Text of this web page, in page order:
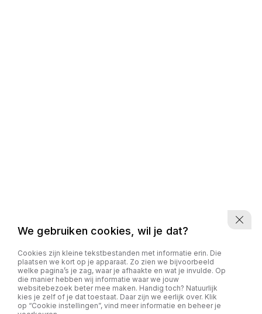
We gebruiken cookies, wil je dat?
Cookies zijn kleine tekstbestanden met informatie erin. Die
plaatsen we kort op je apparaat. Zo zien we bijvoorbeeld
welke pagina’s je zag, waar je afhaakte en wat je invulde. Op
die manier hebben wij informatie waar we jouw
websitebezoek beter mee maken. Handig toch? Natuurlijk
kies je zelf of je dat toestaat. Daar zijn we eerlijk over. Klik
op “Cookie instellingen”, vind meer informatie en beheer je